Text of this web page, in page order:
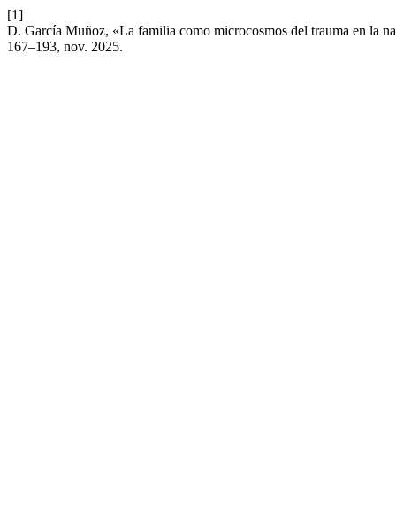
[1]
D. García Muñoz, «La familia como microcosmos del trauma en la
167–193, nov. 2025.